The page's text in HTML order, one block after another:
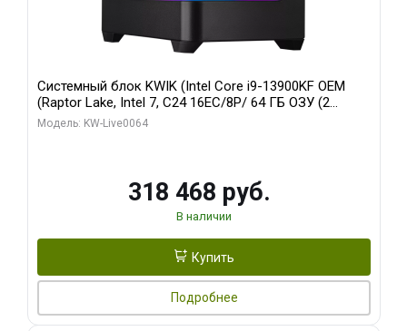
Системный блок KWIK (Intel Core i9-13900KF OEM
(Raptor Lake, Intel 7, C24 16EC/8P/ 64 ГБ ОЗУ (2
модуля)/ ASUS RTX5080 PROART OC 16GB GDDR7
Модель: KW-Live0064
318 468 руб.
В наличии
Купить
Подробнее